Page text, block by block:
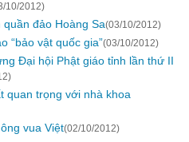
10/2012)
đảo Hoàng Sa(03/10/2012)
“bảo vật quốc gia”(03/10/2012)
Đại hội Phật giáo tỉnh lần thứ II
quan trọng với nhà khoa
vua Việt(02/10/2012)